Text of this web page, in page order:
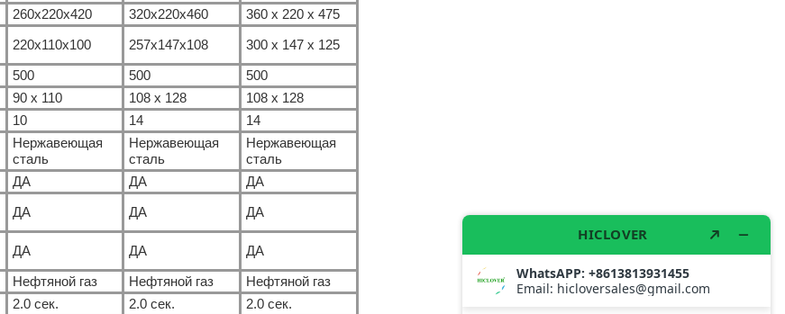
260x220x420 320x220x460
360 х 220 х 475
220x110x100 257x147x108
300 х 147 х 125
500 500
500
90 х 110 108 х 128
108 х 128
10 14
14
Нержавеющая
сталь
Нержавеющая
сталь
Нержавеющая
сталь
ДА ДА
ДА
ДА ДА
ДА
ДА ДА
ДА
Нефтяной газ Нефтяной газ
Нефтяной газ
2.0 сек. 2.0 сек.
2.0 сек.